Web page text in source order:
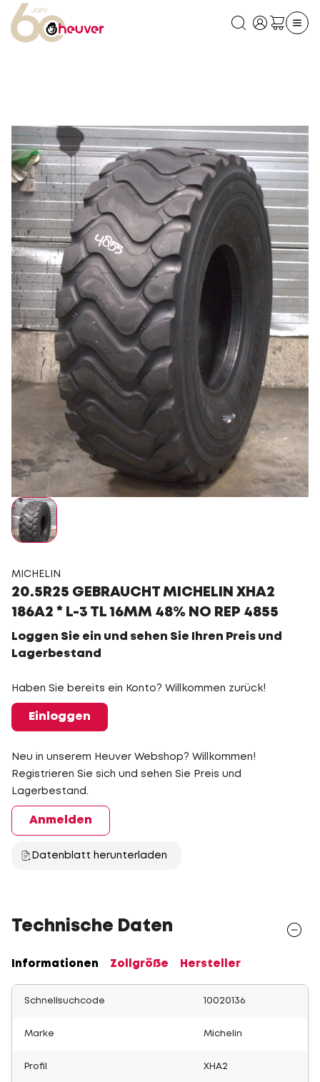
MICHELIN
20.5R25 GEBRAUCHT MICHELIN XHA2
186A2 * L-3 TL 16MM 48% NO REP 4855
Loggen Sie ein und sehen Sie Ihren Preis und
Lagerbestand
Haben Sie bereits ein Konto? Willkommen zurück!
Einloggen
Neu in unserem Heuver Webshop? Willkommen!
Registrieren Sie sich und sehen Sie Preis und
Lagerbestand.
Anmelden
Datenblatt herunterladen
Technische Daten
Informationen Zollgröße Hersteller
Schnellsuchcode 10020136
Marke Michelin
Profil XHA2